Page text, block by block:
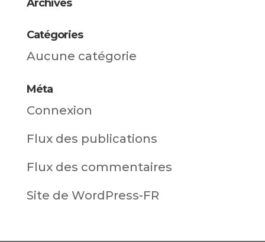
Archives
Catégories
Aucune catégorie
Méta
Connexion
Flux des publications
Flux des commentaires
Site de WordPress-FR